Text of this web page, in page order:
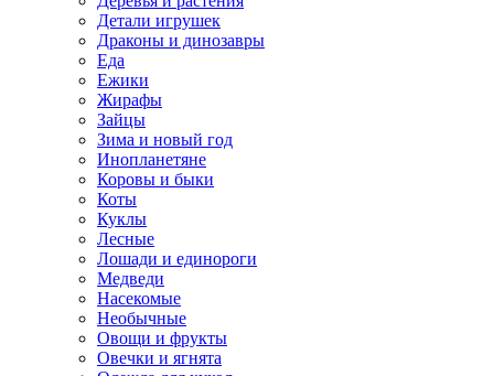
Детали игрушек
Драконы и динозавры
Еда
Ежики
Жирафы
Зайцы
Зима и новый год
Инопланетяне
Коровы и быки
Коты
Куклы
Лесные
Лошади и единороги
Медведи
Насекомые
Необычные
Овощи и фрукты
Овечки и ягнята